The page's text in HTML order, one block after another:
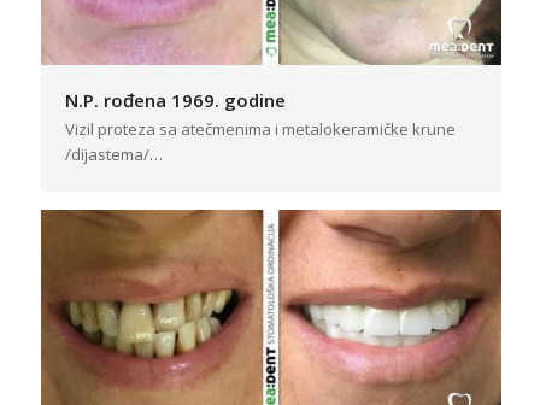
N.P. rođena 1969. godine
Vizil proteza sa atečmenima i metalokeramičke krune
/dijastema/…